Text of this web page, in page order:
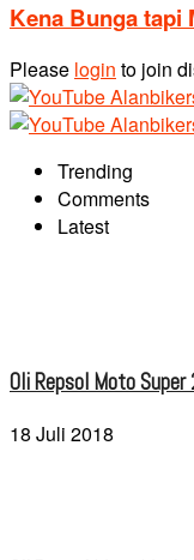
Kena Bunga tapi
Please login to join
Trending
Comments
Latest
Oli Repsol Moto
18 Juli 2018